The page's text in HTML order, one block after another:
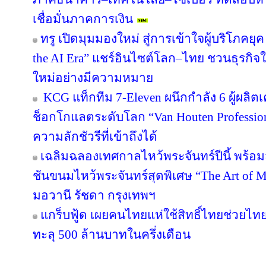
เชื่อมั่นภาคการเงิน
ทรู เปิดมุมมองใหม่ สู่การเข้าใจผู้บริโภคยุค
the AI Era” แชร์อินไซต์โลก–ไทย ชวนธุรกิจ
ใหม่อย่างมีความหมาย
KCG แท็กทีม 7-Eleven ผนึกกำลัง 6 ผู้ผลิ
ช็อกโกแลตระดับโลก “Van Houten
ความลักชัวรีที่เข้าถึงได้
เฉลิมฉลองเทศกาลไหว้พระจันทร์ปีนี้ พร้อ
ชันขนมไหว้พระจันทร์สุดพิเศษ “The Art of
มอวานี รัชดา กรุงเทพฯ
แกร็บฟู้ด เผยคนไทยแห่ใช้สิทธิ์ไทยช่วยไท
ทะลุ 500 ล้านบาทในครึ่งเดือน